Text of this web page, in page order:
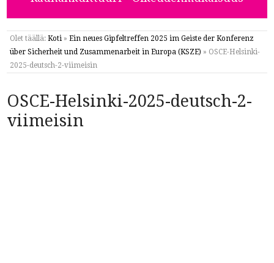
Olet täällä: Koti » Ein neues Gipfeltreffen 2025 im Geiste der Konferenz
über Sicherheit und Zusammenarbeit in Europa (KSZE) » OSCE-Helsinki-
2025-deutsch-2-viimeisin
OSCE-Helsinki-2025-deutsch-2-
viimeisin